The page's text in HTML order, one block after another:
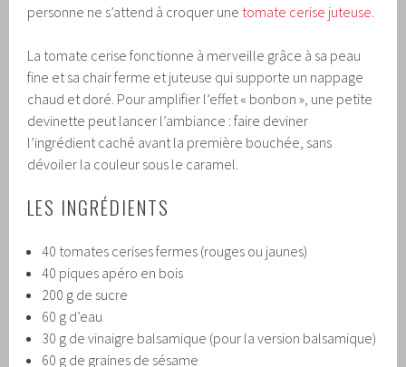
personne ne s’attend à croquer une tomate cerise juteuse
La tomate cerise fonctionne à merveille grâce à sa peau
fine et sa chair ferme et juteuse qui supporte un nappage
chaud et doré. Pour amplifier l’effet « bonbon », une petite
devinette peut lancer l’ambiance : faire deviner
l’ingrédient caché avant la première bouchée, sans
dévoiler la couleur sous le caramel.
LES INGRÉDIENTS
40 tomates cerises fermes (rouges ou jaunes)
40 piques apéro en bois
200 g de sucre
60 g d’eau
30 g de vinaigre balsamique (pour la version balsamique)
60 g de graines de sésame